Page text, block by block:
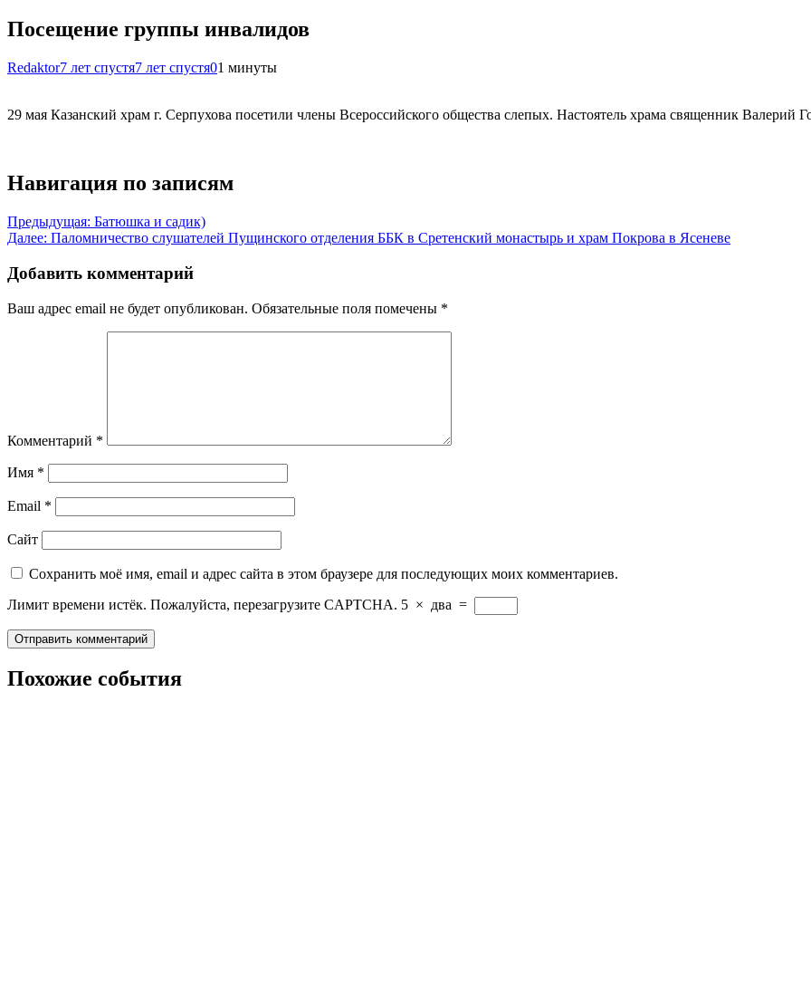
Посещение группы инвалидов
Redaktor7 лет спустя7 лет спустя01 минуты
29 мая Казанский храм г. Серпухова посетили члены Всероссийского общества слепых. Настоятель храма священник Валерий
Навигация по записям
Предыдущая: Батюшка и садик)
Далее: Паломничество слушателей Пущинского отделения ББК в Сретенский монастырь и храм Покрова в Ясеневе
Добавить комментарий
Ваш адрес email не будет опубликован. Обязательные поля помечены *
Комментарий *
Имя *
Email *
Сайт
Сохранить моё имя, email и адрес сайта в этом браузере для последующих моих комментариев.
Лимит времени истёк. Пожалуйста, перезагрузите CAPTCHA. 5 × два =
Похожие события